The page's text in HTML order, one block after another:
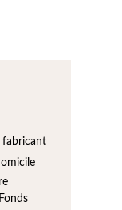
fabricant